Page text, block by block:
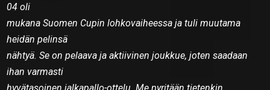
04 oli
mukana Suomen Cupin lohkovaiheessa ja tuli muutama
heidän pelinsä
nähtyä. Se on pelaava ja aktiivinen joukkue, joten saadaan
ihan varmasti
hyvätasoinen jalkapallo-ottelu. Me pyritään tietenkin